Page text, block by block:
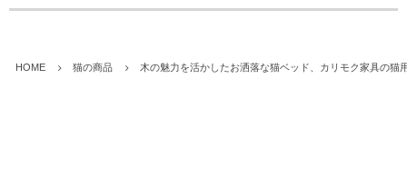
HOME 猫の商品 木の魅力を活かしたお洒落な猫ベッド、カリモク家具の猫